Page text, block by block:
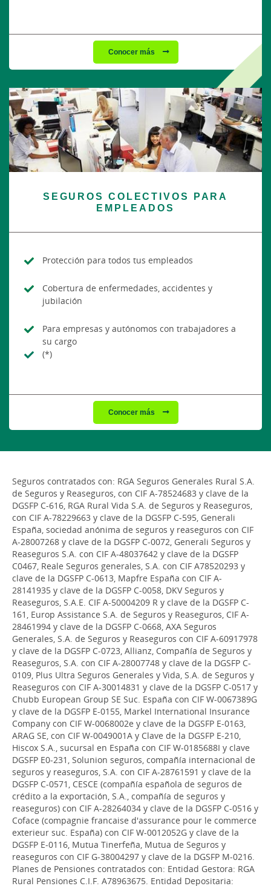
Conocer más
SEGUROS COLECTIVOS PARA
EMPLEADOS
Protección para todos tus empleados
Cobertura de enfermedades, accidentes y
jubilación
Para empresas y autónomos con trabajadores a
su cargo
(*)
Conocer más
Seguros contratados con: RGA Seguros Generales Rural S.A.
de Seguros y Reaseguros, con CIF A-78524683 y clave de la
DGSFP C-616, RGA Rural Vida S.A. de Seguros y Reaseguros,
con CIF A-78229663 y clave de la DGSFP C-595, Generali
España, sociedad anónima de seguros y reaseguros con CIF
A-28007268 y clave de la DGSFP C-0072, Generali Seguros y
Reaseguros S.A. con CIF A-48037642 y clave de la DGSFP
C0467, Reale Seguros generales, S.A. con CIF A78520293 y
clave de la DGSFP C-0613, Mapfre España con CIF A-
28141935 y clave de la DGSFP C-0058, DKV Seguros y
Reaseguros, S.A.E. CIF A-50004209 R y clave de la DGSFP C-
161, Europ Assistance S.A. de Seguros y Reaseguros, CIF A-
28461994 y clave de la DGSFP C-0668, AXA Seguros
Generales, S.A. de Seguros y Reaseguros con CIF A-60917978
y clave de la DGSFP C-0723, Allianz, Compañía de Seguros y
Reaseguros, S.A. con CIF A-28007748 y clave de la DGSFP C-
0109, Plus Ultra Seguros Generales y Vida, S.A. de Seguros y
Reaseguros con CIF A-30014831 y clave de la DGSFP C-0517 y
Chubb European Group SE Suc. España con CIF W-0067389G
y clave de la DGSFP E-0155, Markel International Insurance
Company con CIF W-0068002e y clave de la DGSFP E-0163,
ARAG SE, con CIF W-0049001A y Clave de la DGSFP E-210,
Hiscox S.A., sucursal en España con CIF W-0185688I y clave
DGSFP E0-231, Solunion seguros, compañía internacional de
seguros y reaseguros, S.A. con CIF A-28761591 y clave de la
DGSFP C-0571, CESCE (compañía española de seguros de
crédito a la exportación, S.A., compañía de seguros y
reaseguros) con CIF A-28264034 y clave de la DGSFP C-0516 y
Coface (compagnie francaise d'assurance pour le commerce
exterieur suc. España) con CIF W-0012052G y clave de la
DGSFP E-0116, Mutua Tinerfeña, Mutua de Seguros y
reaseguros con CIF G-38004297 y clave de la DGSFP M-0216.
Planes de Pensiones contratados con: Entidad Gestora: RGA
Rural Pensiones C.I.F. A78963675. Entidad Depositaria: